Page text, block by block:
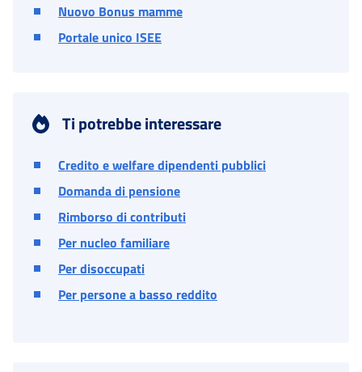
Nuovo Bonus mamme
Portale unico ISEE
Ti potrebbe interessare
Credito e welfare dipendenti pubblici
Domanda di pensione
Rimborso di contributi
Per nucleo familiare
Per disoccupati
Per persone a basso reddito